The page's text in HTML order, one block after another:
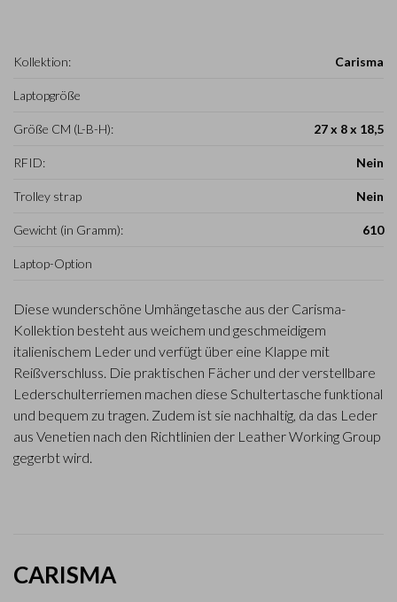
Kollektion: Carisma
Laptopgröße
Größe CM (L-B-H): 27 x 8 x 18,5
RFID: Nein
Trolley strap Nein
Gewicht (in Gramm): 610
Laptop-Option
Diese wunderschöne Umhängetasche aus der Carisma-
Kollektion besteht aus weichem und geschmeidigem
italienischem Leder und verfügt über eine Klappe mit
Reißverschluss. Die praktischen Fächer und der verstellbare
Lederschulterriemen machen diese Schultertasche funktional
und bequem zu tragen. Zudem ist sie nachhaltig, da das Leder
aus Venetien nach den Richtlinien der Leather Working Group
gegerbt wird.
CARISMA